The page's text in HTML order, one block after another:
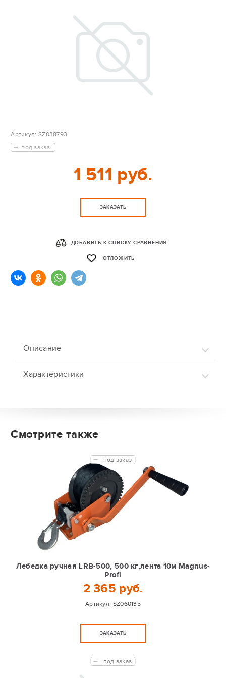
Артикул: SZ038793
под заказ
1 511 руб.
ЗАКАЗАТЬ
ДОБАВИТЬ К СПИСКУ СРАВНЕНИЯ
ОТЛОЖИТЬ
Описание
Характеристики
Смотрите также
Лебедка ручная LRB-500, 500 кг,лента 10м Magnus-
Profi
2 365 руб.
Артикул: SZ060135
под заказ
ЗАКАЗАТЬ
под заказ